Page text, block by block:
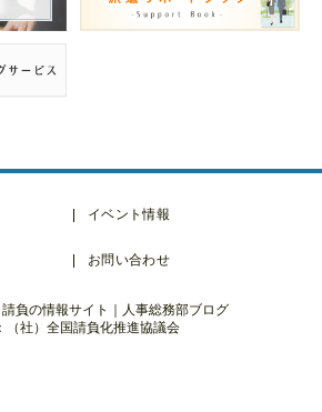
イベント情報
お問い合わせ
負の情報サイト｜人事総務部ブログ
（社）全国請負化推進協議会